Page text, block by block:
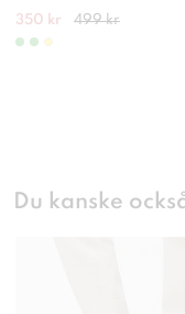
350 kr 499 kr
Du kanske